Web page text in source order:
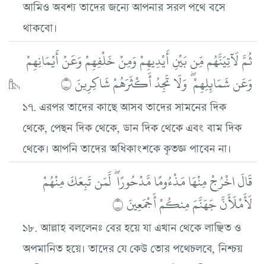
আমিও অবশ্য তাদের জন্যে আপনার সরল পথে বসে
থাকবো।
ثُمَّ لَآتِيَنَّهُم مِّن بَيْنِ أَيْدِيهِمْ وَمِنْ خَلْفِهِمْ وَعَنْ أَيْمَانِهِمْ
وَعَن شَمَائِلِهِمْ ۖ وَلَا تَجِدُ أَكْثَرَهُمْ شَاكِرِينَ ۝
১৭. এরপর তাদের কাছে আসব তাদের সামনের দিক
থেকে, পেছন দিক থেকে, ডান দিক থেকে এবং বাম দিক
থেকে। আপনি তাদের অধিকাংশকে কৃতজ্ঞ পাবেন না।
قَالَ اخْرُجْ مِنْهَا مَذْءُومًا مَّدْحُورًا ۖ لَّمَن تَبِعَكَ مِنْهُمْ
لَأَمْلَأَنَّ جَهَنَّمَ مِنكُمْ أَجْمَعِينَ ۝
১৮. আল্লাহ বললেনঃ বের হয়ে যা এখান থেকে লাঞ্ছিত ও
অপমানিত হয়ে। তাদের যে কেউ তোর পথেচলবে, নিশ্চয়